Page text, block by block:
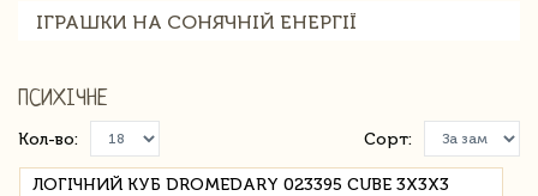
ІГРАШКИ НА СОНЯЧНІЙ ЕНЕРГІЇ
ПСИХІЧНЕ
Кол-во: Сорт:
ЛОГІЧНИЙ КУБ DROMEDARY 023395 CUBE 3X3X3